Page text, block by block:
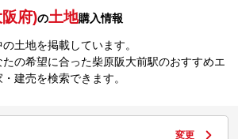
府)の土地購入情報
土地を掲載しています。
の希望に合った柴原阪大前駅のおすすめエ
建売を検索できます。
変更